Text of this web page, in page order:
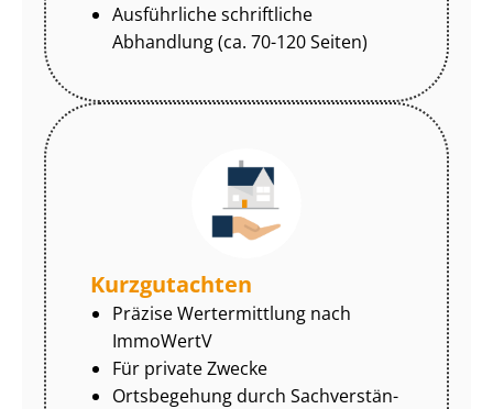
Ausführliche schriftliche
Abhandlung (ca. 70-120 Seiten)
Kurzgutachten
Präzise Wertermittlung nach
ImmoWertV
Für private Zwecke
Ortsbegehung durch Sach­ver­stän­